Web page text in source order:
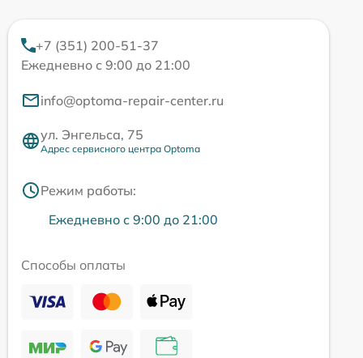
+7 (351) 200-51-37
Ежедневно с 9:00 до 21:00
info@optoma-repair-center.ru
ул. Энгельса, 75
Адрес сервисного центра Optoma
Режим работы:
Ежедневно с 9:00 до 21:00
Способы оплаты